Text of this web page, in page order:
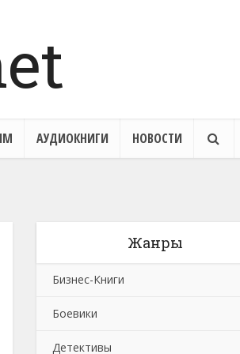
АУДИОКНИГИ НОВОСТИ
Жанры
Бизнес-Книги
Банковское дело
Бухучет, налогообложение, аудит
Боевики
Боевики: Прочее
Детективы